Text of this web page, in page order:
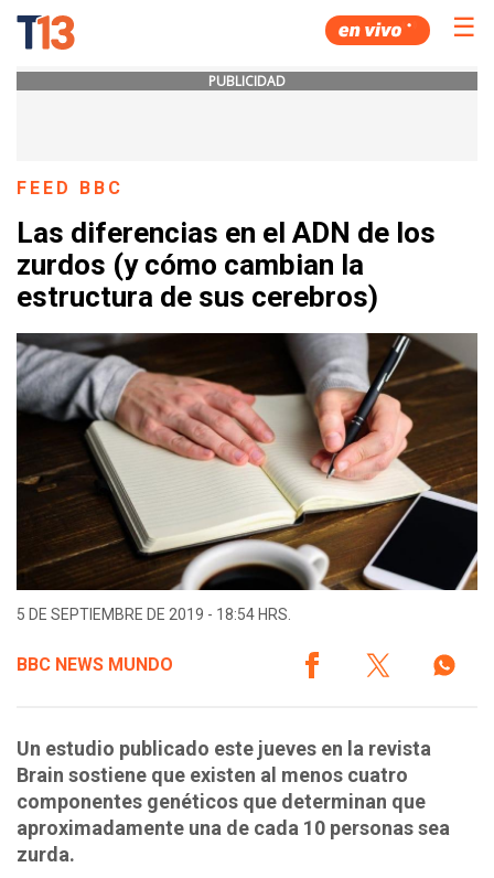
☰
PUBLICIDAD
FEED BBC
Las diferencias en el ADN de los
zurdos (y cómo cambian la
estructura de sus cerebros)
5 DE SEPTIEMBRE DE 2019 - 18:54 HRS.
BBC NEWS MUNDO
Un estudio publicado este jueves en la revista
Brain sostiene que existen al menos cuatro
componentes genéticos que determinan que
aproximadamente una de cada 10 personas sea
zurda.